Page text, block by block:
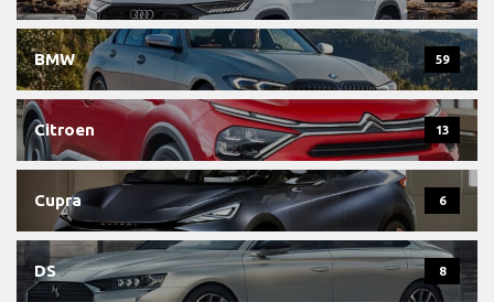
BMW 59
Citroen 13
Cupra 6
DS 8